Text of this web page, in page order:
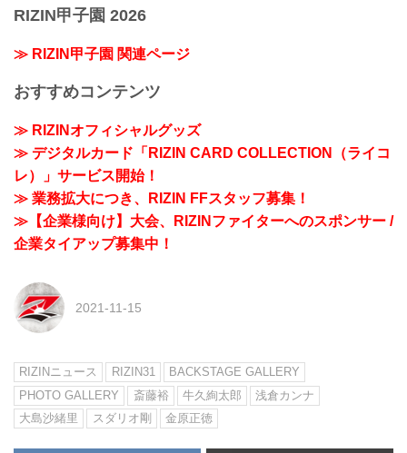
RIZIN甲子園 2026
≫ RIZIN甲子園 関連ページ
おすすめコンテンツ
≫ RIZINオフィシャルグッズ
≫ デジタルカード「RIZIN CARD COLLECTION（ライコ
レ）」サービス開始！
≫ 業務拡大につき、RIZIN FFスタッフ募集！
≫【企業様向け】大会、RIZINファイターへのスポンサー /
企業タイアップ募集中！
2021-11-15
RIZINニュース RIZIN31
BACKSTAGE GALLERY
PHOTO GALLERY
斎藤裕 牛久絢太郎
浅倉カンナ
大島沙緒里
スダリオ剛 金原正徳